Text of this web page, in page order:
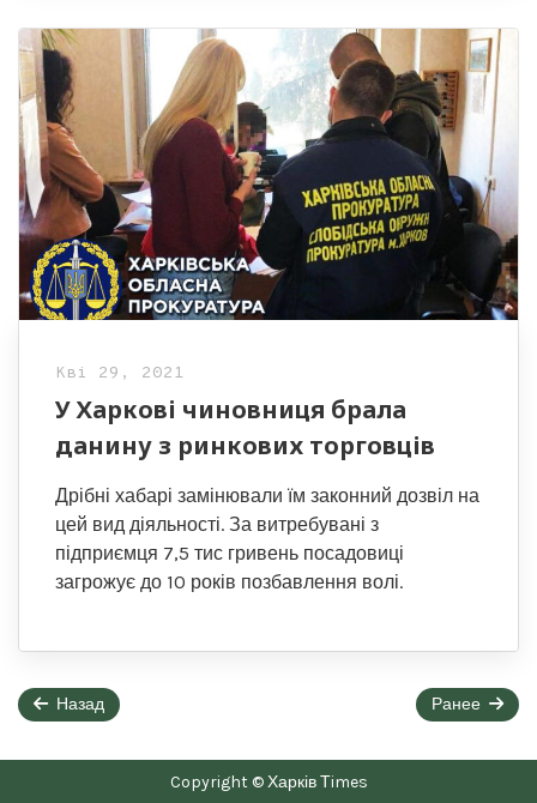
Кві 29, 2021
У Харкові чиновниця брала
данину з ринкових торговців
Дрібні хабарі замінювали їм законний дозвіл на
цей вид діяльності. За витребувані з
підприємця 7,5 тис гривень посадовиці
загрожує до 10 років позбавлення волі.
Назад
2
of
Ранее
Copyright © Харків Тimes